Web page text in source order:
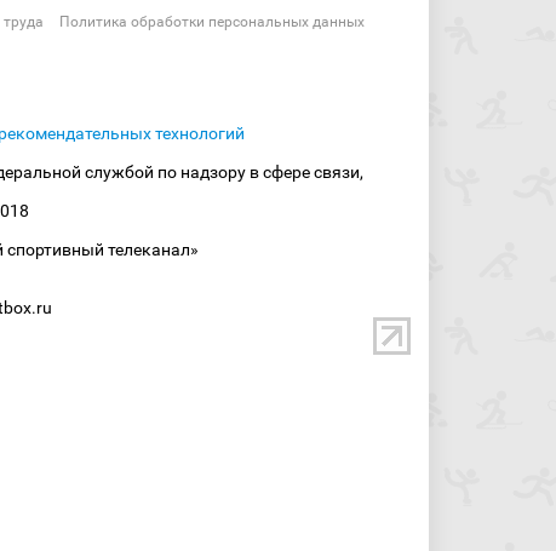
Политика обработки персональных данных
технологий
службой по надзору в сфере связи,
телеканал»